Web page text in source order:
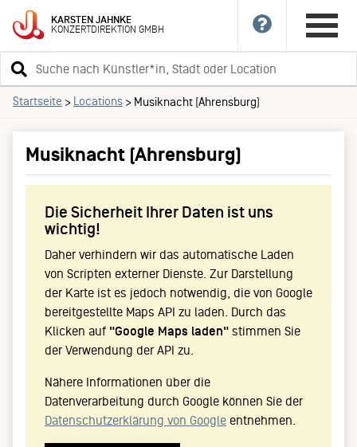
KARSTENJAHNKE
KONZERTDIREKTIONGMBH
Suchbegriff
eingeben
Startseite > Locations > Musiknacht (Ahrensburg)
Musiknacht (Ahrensburg)
Die Sicherheit Ihrer Daten ist uns
wichtig!
Daher verhindern wir das automatische Laden
von Scripten externer Dienste. Zur Darstellung
der Karte ist es jedoch notwendig, die von Google
bereitgestellte Maps API zu laden. Durch das
Klicken auf "Google Maps laden" stimmen Sie
der Verwendung der API zu.
Nähere Informationen über die
Datenverarbeitung durch Google können Sie der
Datenschutzerklärung von Google entnehmen.